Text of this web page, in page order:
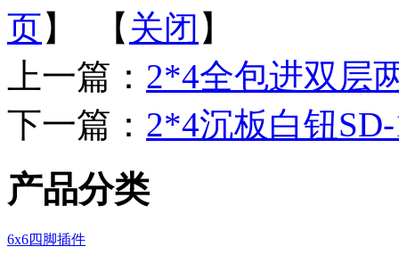
页】 【 关闭 】
上一篇： 2*4全包进双层
下一篇： 2*4沉板白钮
产品分类
6x6四脚插件